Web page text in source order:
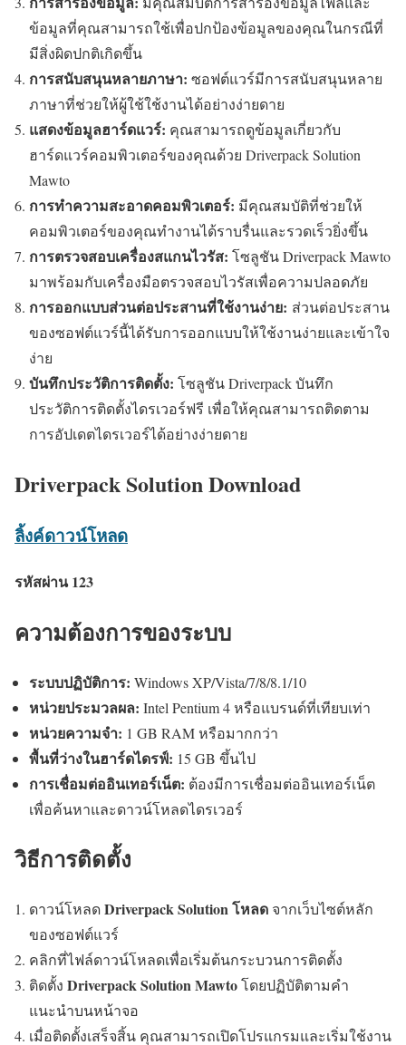
ข้อมูลที่คุณสามารถใช้เพื่อปกป้องข้อมูลของคุณในกรณีที่
มีสิ่งผิดปกติเกิดขึ้น
การสนับสนุนหลายภาษา: ซอฟต์แวร์มีการสนับสนุนหลาย
ภาษาที่ช่วยให้ผู้ใช้ใช้งานได้อย่างง่ายดาย
แสดงข้อมูลฮาร์ดแวร์: คุณสามารถดูข้อมูลเกี่ยวกับ
ฮาร์ดแวร์คอมพิวเตอร์ของคุณด้วย Driverpack Solution
Mawto
การทำความสะอาดคอมพิวเตอร์: มีคุณสมบัติที่ช่วยให้
คอมพิวเตอร์ของคุณทำงานได้ราบรื่นและรวดเร็วยิ่งขึ้น
การตรวจสอบเครื่องสแกนไวรัส: โซลูชัน Driverpack Mawto
มาพร้อมกับเครื่องมือตรวจสอบไวรัสเพื่อความปลอดภัย
การออกแบบส่วนต่อประสานที่ใช้งานง่าย: ส่วนต่อประสาน
ของซอฟต์แวร์นี้ได้รับการออกแบบให้ใช้งานง่ายและเข้าใจ
ง่าย
บันทึกประวัติการติดตั้ง: โซลูชัน Driverpack บันทึก
ประวัติการติดตั้งไดรเวอร์ฟรี เพื่อให้คุณสามารถติดตาม
การอัปเดตไดรเวอร์ได้อย่างง่ายดาย
Driverpack Solution Download
ลิ้งค์ดาวน์โหลด
รหัสผ่าน 123
ความต้องการของระบบ
ระบบปฏิบัติการ: Windows XP/Vista/7/8/8.1/10
หน่วยประมวลผล: Intel Pentium 4 หรือแบรนด์ที่เทียบเท่า
หน่วยความจำ: 1 GB RAM หรือมากกว่า
พื้นที่ว่างในฮาร์ดไดรฟ์: 15 GB ขึ้นไป
การเชื่อมต่ออินเทอร์เน็ต: ต้องมีการเชื่อมต่ออินเทอร์เน็ต
เพื่อค้นหาและดาวน์โหลดไดรเวอร์
วิธีการติดตั้ง
ดาวน์โหลดDriverpack Solution โหลด จากเว็บไซต์หลัก
ของซอฟต์แวร์
คลิกที่ไฟล์ดาวน์โหลดเพื่อเริ่มต้นกระบวนการติดตั้ง
ติดตั้ง Driverpack Solution Mawtoโดยปฏิบัติตามคำ
แนะนำบนหน้าจอ
เมื่อติดตั้งเสร็จสิ้น คุณสามารถเปิดโปรแกรมและเริ่มใช้งาน